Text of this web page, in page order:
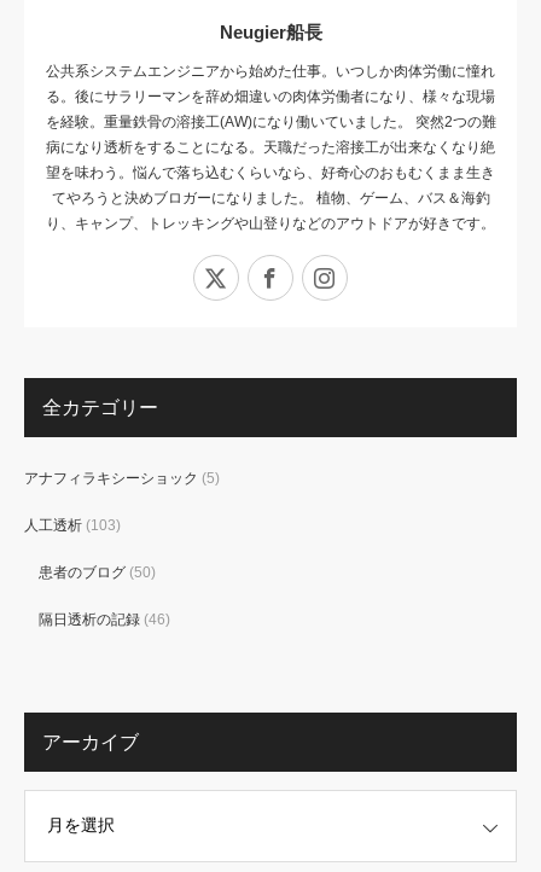
Neugier船長
公共系システムエンジニアから始めた仕事。いつしか肉体労働に憧れ
る。後にサラリーマンを辞め畑違いの肉体労働者になり、様々な現場
を経験。重量鉄骨の溶接工(AW)になり働いていました。 突然2つの難
病になり透析をすることになる。天職だった溶接工が出来なくなり絶
望を味わう。悩んで落ち込むくらいなら、好奇心のおもむくまま生き
てやろうと決めブロガーになりました。 植物、ゲーム、バス＆海釣
り、キャンプ、トレッキングや山登りなどのアウトドアが好きです。
Facebook
全カテゴリー
アナフィラキシーショック (5)
人工透析 (103)
患者のブログ (50)
隔日透析の記録 (46)
アーカイブ